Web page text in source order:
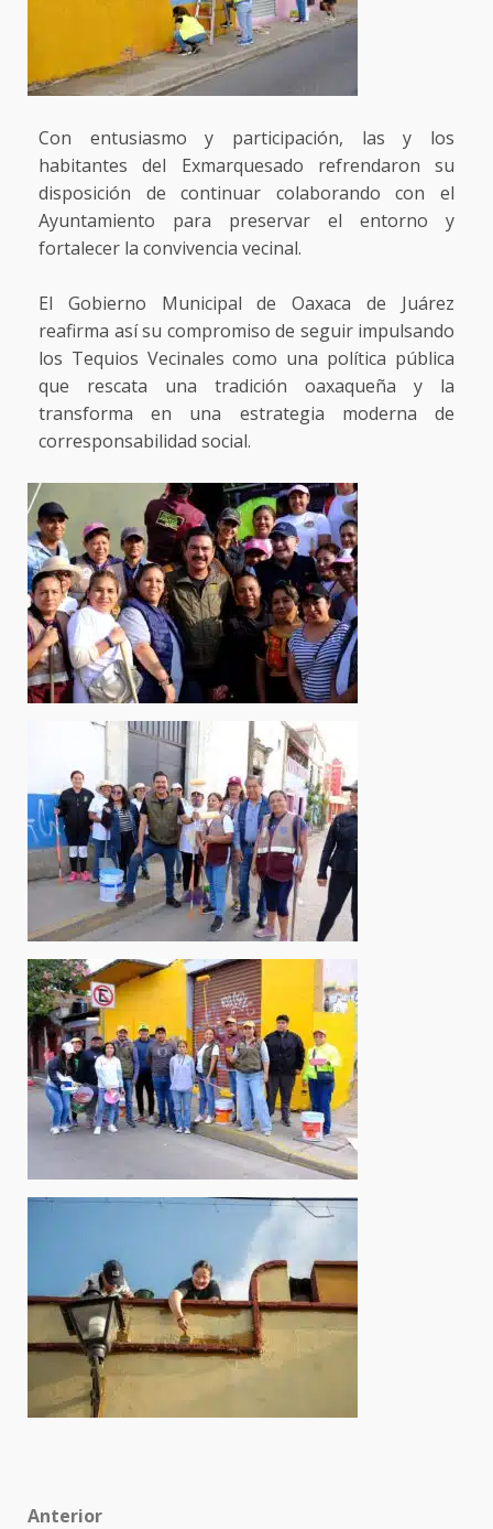
Con entusiasmo y participación, las y los
habitantes del Exmarquesado refrendaron su
disposición de continuar colaborando con el
Ayuntamiento para preservar el entorno y
fortalecer la convivencia vecinal.
El Gobierno Municipal de Oaxaca de Juárez
reafirma así su compromiso de seguir impulsando
los Tequios Vecinales como una política pública
que rescata una tradición oaxaqueña y la
transforma en una estrategia moderna de
corresponsabilidad social.
Post
Anterior